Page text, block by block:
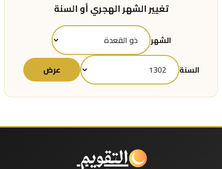
تغيير الشهر الهجري أو السنة
الشهر
السنة عرض